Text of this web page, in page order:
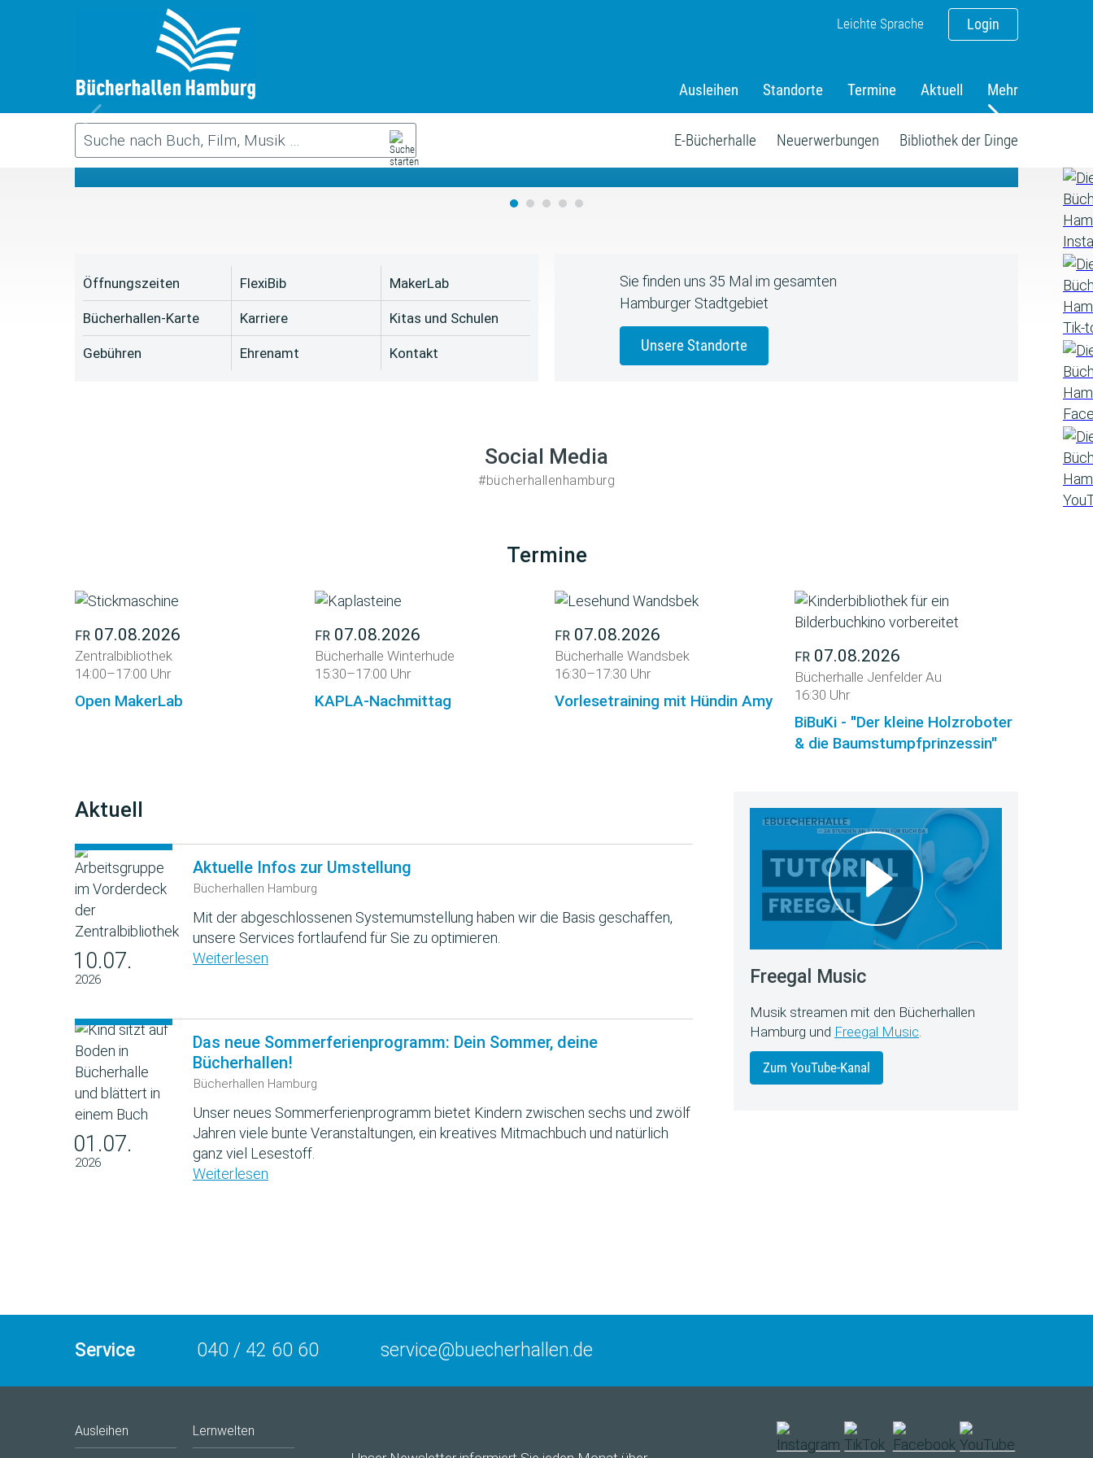
Login
Leichte Sprache
Ausleihen Standorte Termine Aktuell Mehr
E-Bücherhalle Neuerwerbungen Bibliothek der Dinge
Das neue Sommerferienprogramm
Öffnungszeiten
Bücherhallen-Karte
Gebühren
FlexiBib
Karriere
Ehrenamt
MakerLab
Kitas und Schulen
Kontakt
Sie finden uns 35 Mal im gesamten
Hamburger Stadtgebiet
Unsere Standorte
Social Media
#bücherhallenhamburg
Termine
FR 07.08.2026
Zentralbibliothek
14:00–17:00 Uhr
Open MakerLab
FR 07.08.2026
Bücherhalle Winterhude
15:30–17:00 Uhr
KAPLA-Nachmittag
FR 07.08.2026
Bücherhalle Wandsbek
16:30–17:30 Uhr
Vorlesetraining mit Hündin Amy
FR 07.08.2026
Bücherhalle Jenfelder Au
16:30 Uhr
BiBuKi - "Der kleine Holzroboter
& die Baumstumpfprinzessin"
Aktuell
10.07.
2026
Aktuelle Infos zur Umstellung
Bücherhallen Hamburg
Mit der abgeschlossenen Systemumstellung haben wir die Basis geschaffen,
unsere Services fortlaufend für Sie zu optimieren.
Weiterlesen
01.07.
2026
Das neue Sommerferienprogramm: Dein Sommer, deine
Bücherhallen!
Bücherhallen Hamburg
Unser neues Sommerferienprogramm bietet Kindern zwischen sechs und zwölf
Jahren viele bunte Veranstaltungen, ein kreatives Mitmachbuch und natürlich
ganz viel Lesestoff.
Weiterlesen
Freegal Music
Musik streamen mit den Bücherhallen
Hamburg und Freegal Music.
Zum YouTube-Kanal
Service 040 / 42 60 60 service@buecherhallen.de
Ausleihen Lernwelten